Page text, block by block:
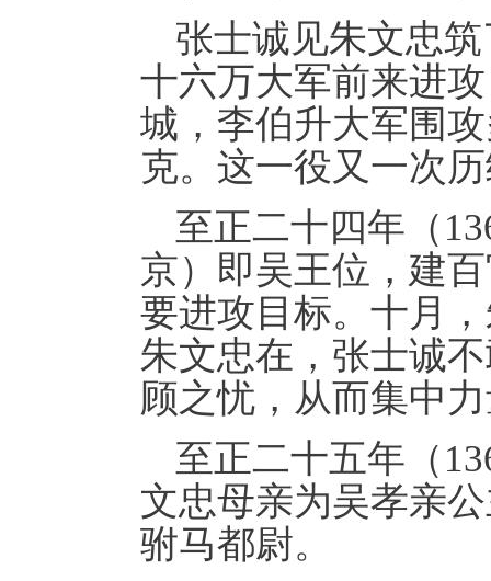
张士诚见朱文忠
十六万大军前来进
城，李伯升大军围
克。这一役又一次
至正二十四年（
京）即吴王位，建
要进攻目标。十月
朱文忠在，张士诚
顾之忧，从而集中
至正二十五年（
文忠母亲为吴孝亲
驸马都尉。